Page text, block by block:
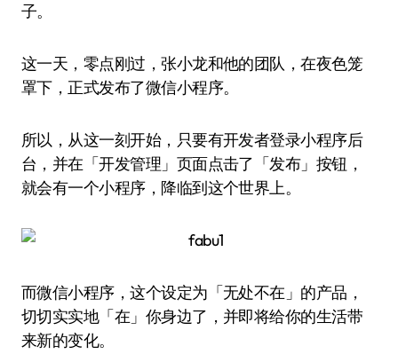
子。
这一天，零点刚过，张小龙和他的团队，在夜色笼
罩下，正式发布了微信小程序。
所以，从这一刻开始，只要有开发者登录小程序后
台，并在「开发管理」页面点击了「发布」按钮，
就会有一个小程序，降临到这个世界上。
而微信小程序，这个设定为「无处不在」的产品，
切切实实地「在」你身边了，并即将给你的生活带
来新的变化。